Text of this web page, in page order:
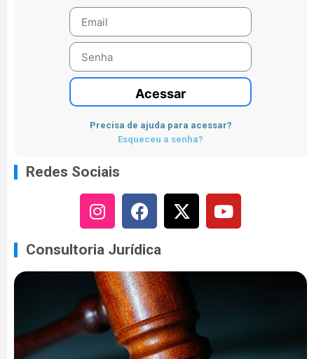
Acessar
Precisa de ajuda para acessar?
Esqueceu a senha?
Redes Sociais
Consultoria Jurídica